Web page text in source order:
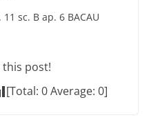
11 sc. B ap. 6 BACAU
this post!
[Total: 0Average: 0]